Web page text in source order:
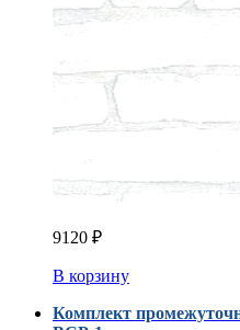
9120 ₽
В корзину
Комплект